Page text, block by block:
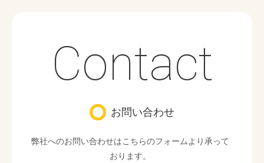
Contact
お問い合わせ
弊社へのお問い合わせはこちらのフォームより承って
おります。